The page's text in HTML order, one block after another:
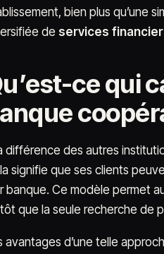
bien plus qu’une
de services
ce qui
différence des autres
signifie que ses clients
banque. Ce modèle permet
que la seule recherche de
avantages d’une telle